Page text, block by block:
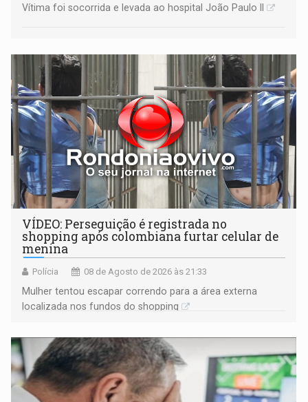
Vítima foi socorrida e levada ao hospital João Paulo II
VÍDEO: Perseguição é registrada no
shopping após colombiana furtar celular de
menina
Polícia 08 de Agosto de 2026 às 21:33
Mulher tentou escapar correndo para a área externa
localizada nos fundos do shopping